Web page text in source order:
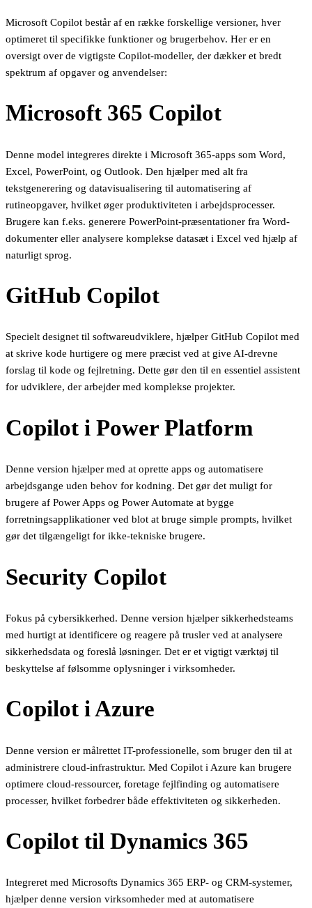
Microsoft Copilot består af en række forskellige versioner, hver
optimeret til specifikke funktioner og brugerbehov. Her er en
oversigt over de vigtigste Copilot-modeller, der dækker et bredt
spektrum af opgaver og anvendelser:
Microsoft 365 Copilot
Denne model integreres direkte i Microsoft 365-apps som Word,
Excel, PowerPoint, og Outlook. Den hjælper med alt fra
tekstgenerering og datavisualisering til automatisering af
rutineopgaver, hvilket øger produktiviteten i arbejdsprocesser.
Brugere kan f.eks. generere PowerPoint-præsentationer fra Word-
dokumenter eller analysere komplekse datasæt i Excel ved hjælp af
naturligt sprog.
GitHub Copilot
Specielt designet til softwareudviklere, hjælper GitHub Copilot med
at skrive kode hurtigere og mere præcist ved at give AI-drevne
forslag til kode og fejlretning. Dette gør den til en essentiel assistent
for udviklere, der arbejder med komplekse projekter.
Copilot i Power Platform
Denne version hjælper med at oprette apps og automatisere
arbejdsgange uden behov for kodning. Det gør det muligt for
brugere af Power Apps og Power Automate at bygge
forretningsapplikationer ved blot at bruge simple prompts, hvilket
gør det tilgængeligt for ikke-tekniske brugere.
Security Copilot
Fokus på cybersikkerhed. Denne version hjælper sikkerhedsteams
med hurtigt at identificere og reagere på trusler ved at analysere
sikkerhedsdata og foreslå løsninger. Det er et vigtigt værktøj til
beskyttelse af følsomme oplysninger i virksomheder.
Copilot i Azure
Denne version er målrettet IT-professionelle, som bruger den til at
administrere cloud-infrastruktur. Med Copilot i Azure kan brugere
optimere cloud-ressourcer, foretage fejlfinding og automatisere
processer, hvilket forbedrer både effektiviteten og sikkerheden.
Copilot til Dynamics 365
Integreret med Microsofts Dynamics 365 ERP- og CRM-systemer,
hjælper denne version virksomheder med at automatisere